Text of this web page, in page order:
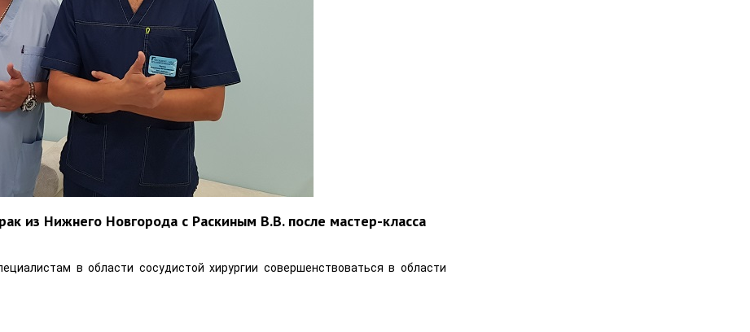
из Нижнего Новгорода с Раскиным В.В. после мастер-класса
в области сосудистой хирургии совершенствоваться в области